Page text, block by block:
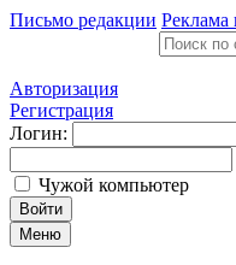
Письмо редакции Реклама
Авторизация
Регистрация
Логин:
Чужой компьютер
Войти
Меню